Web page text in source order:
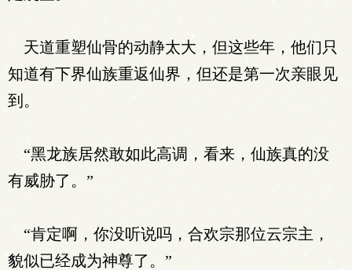
天道重塑仙骨的动静太大，但这些年，他们只
知道有下界仙族重返仙界，但还是第一次亲眼见
到。
“黑龙族居然敢如此高调，看来，仙族真的没
有威胁了。”
“肯定啊，你没听说吗，合欢宗那位云宗主，
貌似已经成为神尊了。”